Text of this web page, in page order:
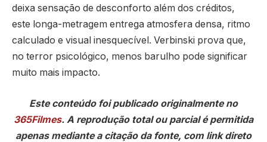
deixa sensação de desconforto além dos créditos,
este longa-metragem entrega atmosfera densa, ritmo
calculado e visual inesquecível. Verbinski prova que,
no terror psicológico, menos barulho pode significar
muito mais impacto.
Este conteúdo foi publicado originalmente no
365Filmes. A reprodução total ou parcial é permitida
apenas mediante a citação da fonte, com link direto